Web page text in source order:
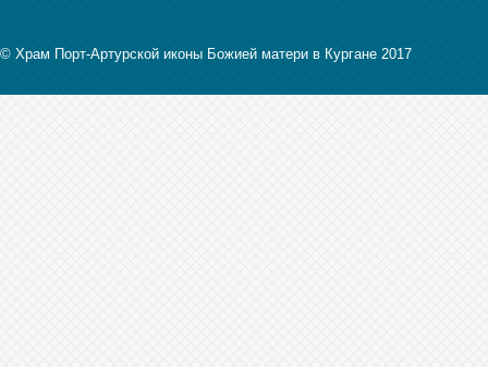
© Храм Порт-Артурской иконы Божией матери в Кургане 2017